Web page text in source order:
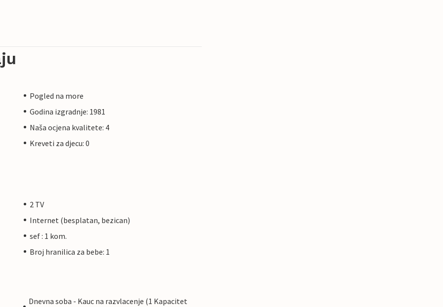
Pogled na more
Godina izgradnje: 1981
Naša ocjena kvalitete: 4
Kreveti za djecu: 0
2 TV
Internet (besplatan, bezican)
sef : 1 kom.
Broj hranilica za bebe: 1
Dnevna soba - Kauc na razvlacenje (1 Kapacitet